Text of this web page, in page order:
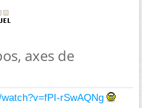
axes de
rSwAQNg